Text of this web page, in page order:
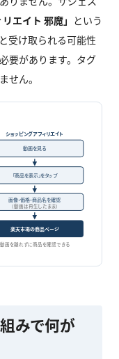
エイト 邪魔」
という
受け取られる可能性
要があります。タグ
せん。
ショッピングアフィリエイト
動画を見る
「商品を表示」をタップ
画像・価格・商品名を確認
（動画は再生したまま）
楽天市場の商品ページ
動画を離れずに商品を確認できる
組みで何が